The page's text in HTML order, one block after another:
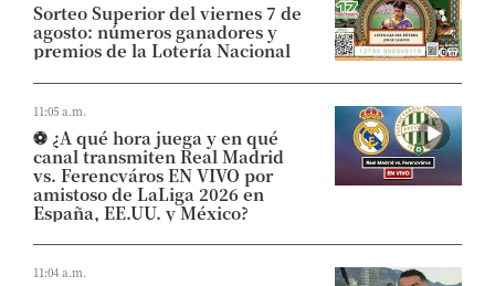
Sorteo Superior del viernes 7 de
agosto: números ganadores y
premios de la Lotería Nacional
11:05 a.m.
⚽​ ¿A qué hora juega y en qué
canal transmiten Real Madrid
vs. Ferencváros EN VIVO por
amistoso de LaLiga 2026 en
España, EE.UU. y México?
11:04 a.m.